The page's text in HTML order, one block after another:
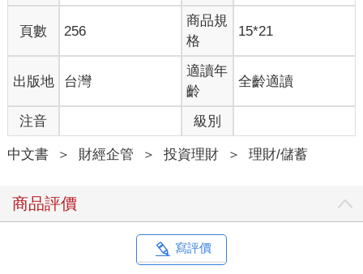
頁數 256
商品規
格
15*21
出版地 台灣
適讀年
齡
全齡適讀
注音 級別
中文書 ＞ 財經企管 ＞ 投資理財 ＞ 理財/儲蓄
商品評價
寫評價